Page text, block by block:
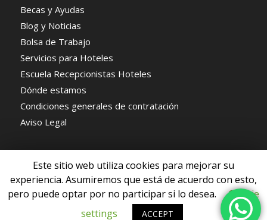
Becas y Ayudas
Blog y Noticias
Bolsa de Trabajo
Servicios para Hoteles
Escuela Recepcionistas Hoteles
Dónde estamos
Condiciones generales de contratación
Aviso Legal
© Copyright - Escuela de Recepcionistas de Hoteles -Enfold WordPress
Este sitio web utiliza cookies para mejorar su
experiencia. Asumiremos que está de acuerdo con esto,
pero puede optar por no participar si lo desea.
Cookie
settings
ACCEPT